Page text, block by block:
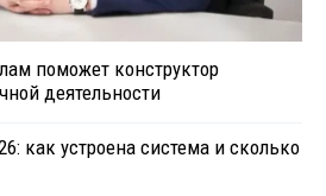
поможет конструктор
деятельности
как устроена система и сколько